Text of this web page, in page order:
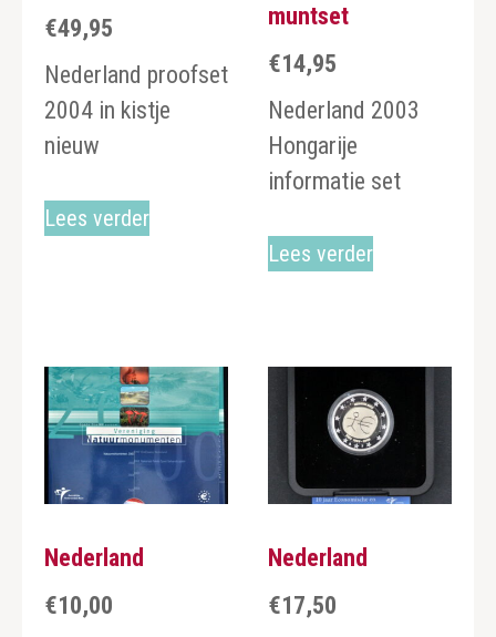
€49,95
Nederland proofset
2004 in kistje
nieuw
Lees verder
muntset
€14,95
Nederland 2003
Hongarije
informatie set
Lees verder
Nederland
€10,00
Nederland
€17,50